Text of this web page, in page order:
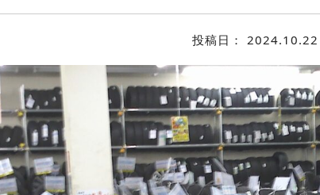
投稿日： 2024.10.22